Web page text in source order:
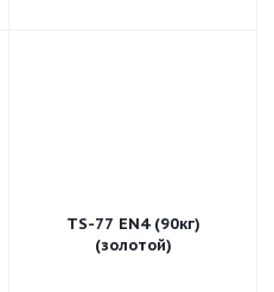
TS-77 EN4 (90кг)
(золотой)